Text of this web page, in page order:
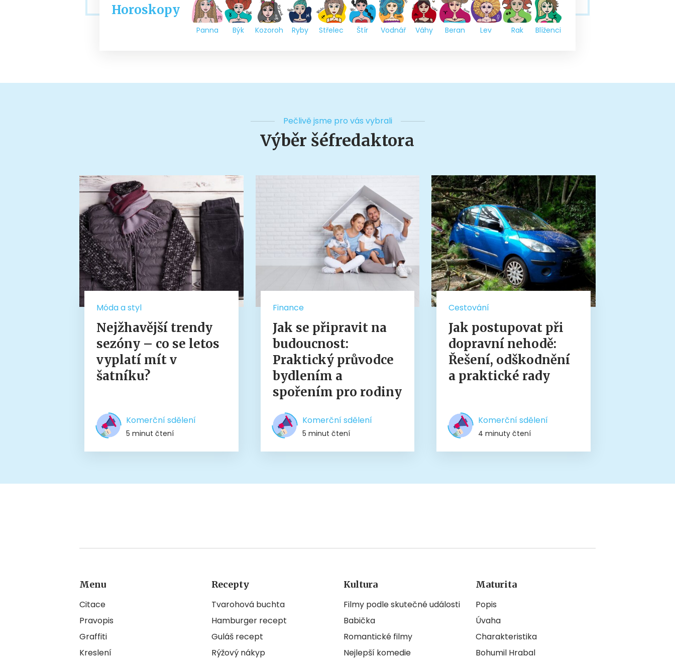
Horoskopy
Panna Býk Kozoroh Ryby Střelec Štír Vodnář Váhy Beran Lev Rak Blíženci
Pečlivě jsme pro vás vybrali
Výběr šéfredaktora
Móda a styl
Nejžhavější trendy
sezóny – co se letos
vyplatí mít v
šatníku?
Komerční sdělení
5 minut čtení
Finance
Jak se připravit na
budoucnost:
Praktický průvodce
bydlením a
spořením pro rodiny
Komerční sdělení
5 minut čtení
Cestování
Jak postupovat při
dopravní nehodě:
Řešení, odškodnění
a praktické rady
Komerční sdělení
4 minuty čtení
Menu
Citace
Pravopis
Graffiti
Kreslení
Recepty
Tvarohová buchta
Hamburger recept
Guláš recept
Rýžový nákyp
Kultura
Filmy podle skutečné události
Babička
Romantické filmy
Nejlepší komedie
Maturita
Popis
Úvaha
Charakteristika
Bohumil Hrabal